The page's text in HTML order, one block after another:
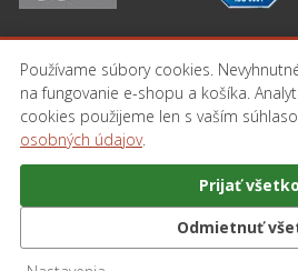
PREJSŤ NA STRÁNKU
Obchodné podmienky
Nastavenia cookies
Používame súbory cookies.
na fungovanie e-shopu a košíka.
cookies použijeme len s vaším
osobných údajov.
Prijať všetko
Odmietnuť